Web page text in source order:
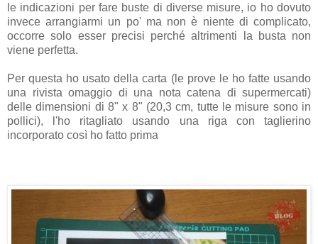
le indicazioni per fare buste di diverse misure, io ho dovuto
invece arrangiarmi un po' ma non è niente di complicato,
occorre solo esser precisi perché altrimenti la busta non
viene perfetta.
Per questa ho usato della carta (le prove le ho fatte usando
una rivista omaggio di una nota catena di supermercati)
delle dimensioni di 8" x 8" (20,3 cm, tutte le misure sono in
pollici), l'ho ritagliato usando una riga con taglierino
incorporato così ho fatto prima